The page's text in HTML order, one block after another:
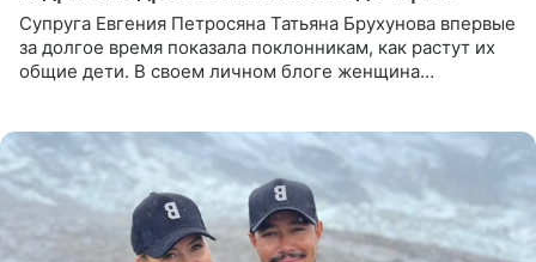
Супруга Евгения Петросяна Татьяна Брухунова впервые
за долгое время показала поклонникам, как растут их
общие дети. В своем личном блоге женщина